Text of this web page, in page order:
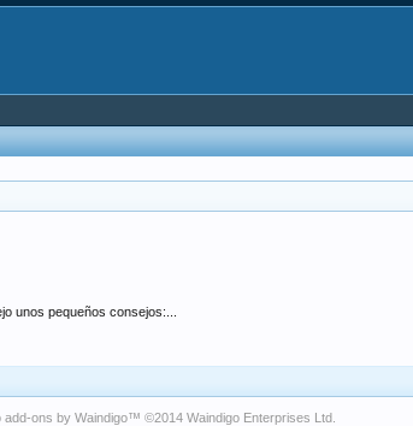
unos pequeños consejos:...
add-ons by Waindigo™ ©2014 Waindigo Enterprises Ltd